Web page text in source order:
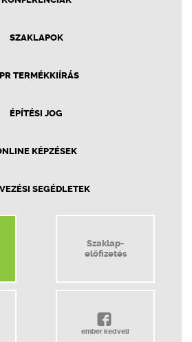
SZAKLAPOK
TERMÉKKIÍRÁS
ÉPÍTÉSI JOG
KÉPZÉSEK
SEGÉDLETEK
Szaklap-
előfizetés
ember kedveli